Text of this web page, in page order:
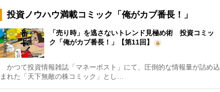
投資ノウハウ満載コミック「俺がカブ番長！」
「売り時」を逃さないトレンド見極め術 投資コミッ
ク「俺がカブ番長！」【第11回】
かつて投資情報雑誌「マネーポスト」にて、圧倒的な情報量が詰め込
まれた「天下無敵の株コミック」とし…